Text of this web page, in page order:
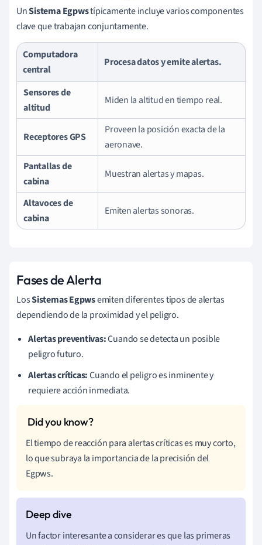
UnSistema Egpwstípicamente incluye varios componentes
clave que trabajan conjuntamente.
Computadora
central
Procesa datos y emite alertas.
Sensores de
altitud
Miden la altitud en tiempo real.
Receptores GPS
Proveen la posición exacta de la
aeronave.
Pantallas de
cabina
Muestran alertas y mapas.
Altavoces de
cabina
Emiten alertas sonoras.
Fases de Alerta
LosSistemas Egpwsemiten diferentes tipos de alertas
dependiendo de la proximidad y el peligro.
Alertas preventivas:Cuando se detecta un posible
peligro futuro.
Alertas críticas:Cuando el peligro es inminente y
requiere acción inmediata.
El tiempo de reacción para alertas críticas es muy corto,
lo que subraya la importancia de la precisión del
Egpws.
Un factor interesante a considerar es que las primeras